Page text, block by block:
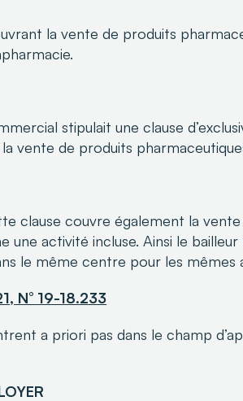
la vente de produits
stipulait une clause
vente de produits
clause couvre également la
une activité incluse. Ainsi le
le même centre pour les mêmes
N° 19-18.233
a priori pas dans le champ